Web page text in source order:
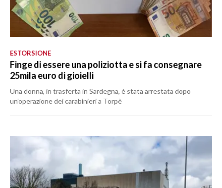
ESTORSIONE
Finge di essere una poliziotta e si fa consegnare
25mila euro di gioielli
Una donna, in trasferta in Sardegna, è stata arrestata dopo
un’operazione dei carabinieri a Torpè